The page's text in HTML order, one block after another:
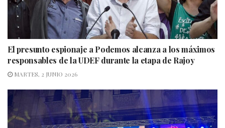
El presunto espionaje a Podemos alcanza a los máximos
responsables de la UDEF durante la etapa de Rajoy
MARTES, 2 JUNIO 2026